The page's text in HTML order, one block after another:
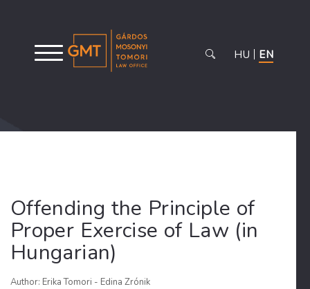
HU EN
Offending the Principle of
Proper Exercise of Law (in
Hungarian)
Author: Erika Tomori - Edina Zrónik